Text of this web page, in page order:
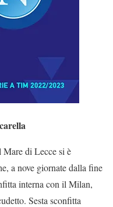
di Lecce si è
a nove giornate dalla fine
interna con il Milan,
Sesta sconfitta